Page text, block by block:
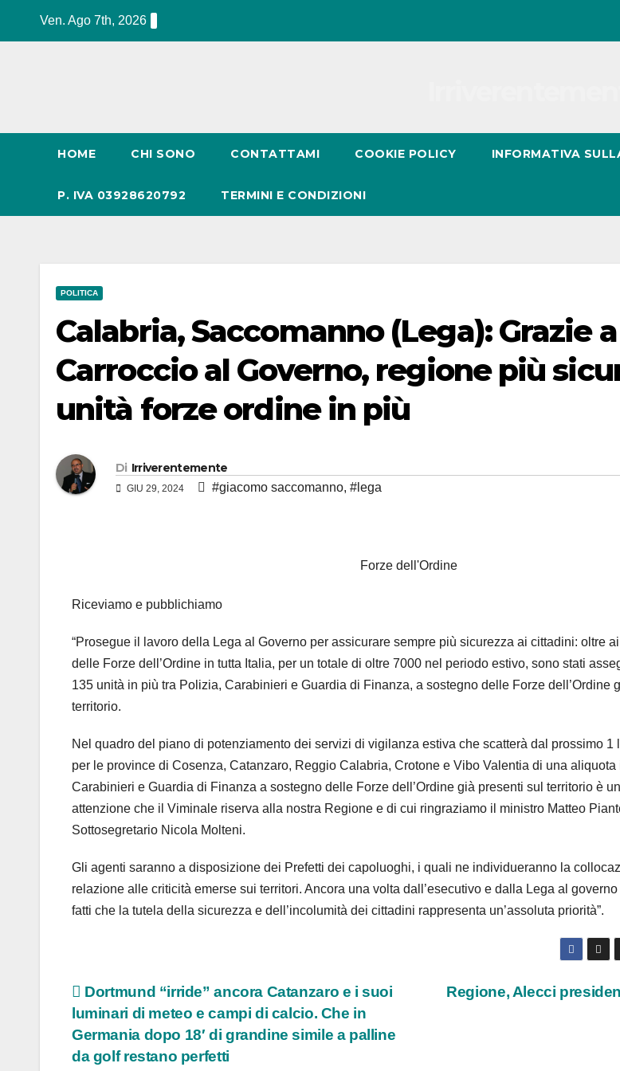
Ven. Ago 7th, 2026
HOME CHI SONO CONTATTAMI COOKIE POLICY INFORMATIVA
P. IVA 03928620792 TERMINI E CONDIZIONI
POLITICA
Calabria, Saccomanno (Lega): Grazie a
Carroccio al Governo, regione più
unità forze ordine in più
Di Irriverentemente
GIU 29, 2024 #giacomo saccomanno, #lega
Forze dell'Ordine
Riceviamo e pubblichiamo
“Prosegue il lavoro della Lega al Governo per assicurare sempre più sicurezza ai cittadini: oltre
delle Forze dell’Ordine in tutta Italia, per un totale di oltre 7000 nel periodo estivo, sono stati
135 unità in più tra Polizia, Carabinieri e Guardia di Finanza, a sostegno delle Forze dell’Ordine
territorio.
Nel quadro del piano di potenziamento dei servizi di vigilanza estiva che scatterà dal prossimo 1
per le province di Cosenza, Catanzaro, Reggio Calabria, Crotone e Vibo Valentia di una aliquota
Carabinieri e Guardia di Finanza a sostegno delle Forze dell’Ordine già presenti sul territorio è
attenzione che il Viminale riserva alla nostra Regione e di cui ringraziamo il ministro Matteo
Sottosegretario Nicola Molteni.
Gli agenti saranno a disposizione dei Prefetti dei capoluoghi, i quali ne individueranno la
relazione alle criticità emerse sui territori. Ancora una volta dall’esecutivo e dalla Lega al
fatti che la tutela della sicurezza e dell’incolumità dei cittadini rappresenta un’assoluta priorità”.
Navigazione
articoli
Regione, Alecci
Dortmund “irride” ancora Catanzaro e i suoi
luminari di meteo e campi di calcio. Che in
Germania dopo 18′ di grandine simile a palline
da golf restano perfetti